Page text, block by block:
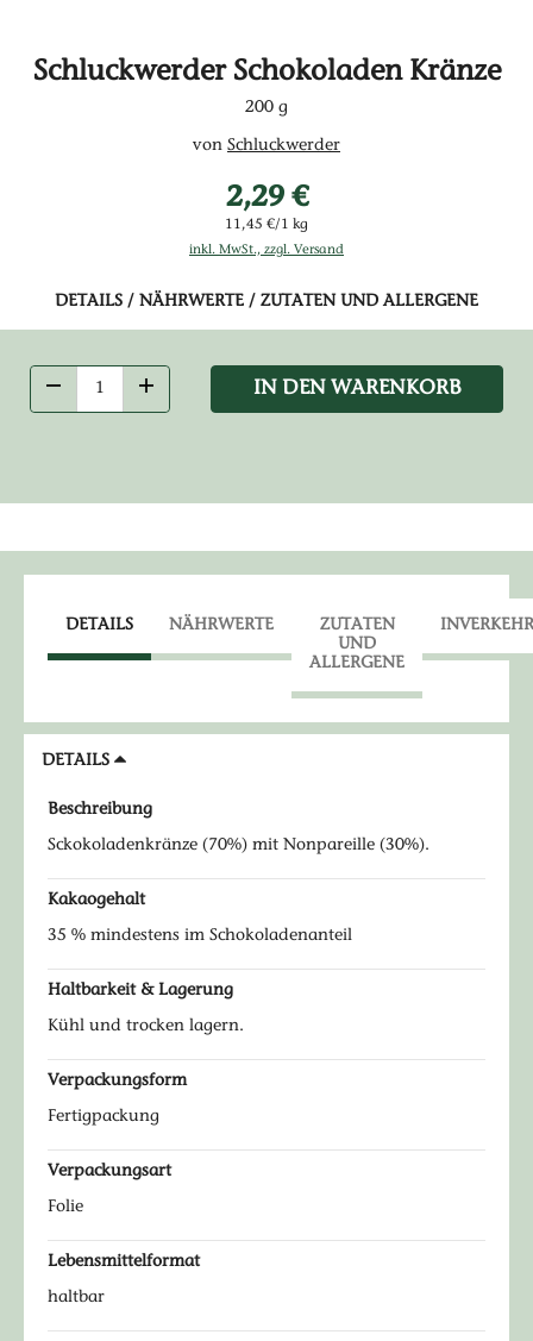
Schluckwerder Schokoladen Kränze
200 g
von Schluckwerder
2,29 €
11,45 €/1 kg
inkl. MwSt., zzgl. Versand
DETAILS / NÄHRWERTE / ZUTATEN UND ALLERGENE
ANZAHL VERRINGERNANZAHL ERHÖHEN
IN DEN WARENKORB
DETAILS NÄHRWERTE
ZUTATEN
UND
ALLERGENE
DETAILS
Beschreibung
Sckokoladenkränze (70%) mit Nonpareille (30%).
Kakaogehalt
35 % mindestens im Schokoladenanteil
Haltbarkeit & Lagerung
Kühl und trocken lagern.
Verpackungsform
Fertigpackung
Verpackungsart
Folie
Lebensmittelformat
haltbar